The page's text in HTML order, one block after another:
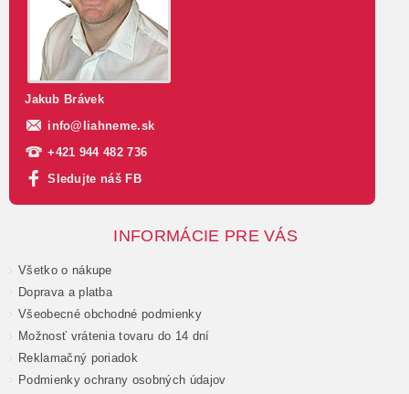
Jakub Brávek
info@ liahneme.sk
+421 944 482 736
Sledujte náš FB
INFORMÁCIE PRE VÁS
Všetko o nákupe
Doprava a platba
Všeobecné obchodné podmienky
Možnosť vrátenia tovaru do 14 dní
Reklamačný poriadok
Podmienky ochrany osobných údajov